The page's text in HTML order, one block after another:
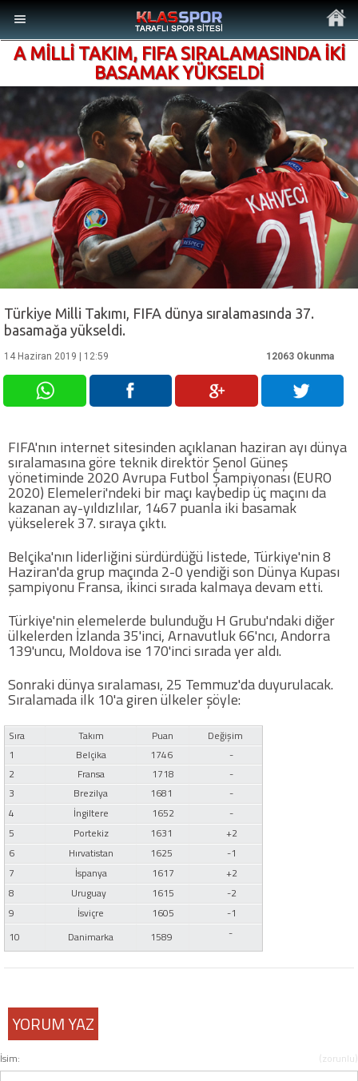
MENÜ
Ana Sayfa
Son Dakika Haberler
Foto Galeri
Futbol
Voleybol
Hentbol
Bisiklet
Diğer Sporlar
Sosyal Medya
Facebook
Twitter
Google Plus
Instagram
Hakkımızda
İletişim
Web Sürüme Geç
A MİLLİ TAKIM, FIFA SIRALAMASINDA İKİ
BASAMAK YÜKSELDİ
Türkiye Milli Takımı, FIFA dünya sıralamasında 37.
basamağa yükseldi.
14 Haziran 2019 | 12:59 12063 Okunma
FIFA'nın internet sitesinden açıklanan haziran ayı dünya
sıralamasına göre teknik direktör Şenol Güneş
yönetiminde 2020 Avrupa Futbol Şampiyonası (EURO
2020) Elemeleri'ndeki bir maçı kaybedip üç maçını da
kazanan ay-yıldızlılar, 1467 puanla iki basamak
yükselerek 37. sıraya çıktı.
Belçika'nın liderliğini sürdürdüğü listede, Türkiye'nin 8
Haziran'da grup maçında 2-0 yendiği son Dünya Kupası
şampiyonu Fransa, ikinci sırada kalmaya devam etti.
Türkiye'nin elemelerde bulunduğu H Grubu'ndaki diğer
ülkelerden İzlanda 35'inci, Arnavutluk 66'ncı, Andorra
139'uncu, Moldova ise 170'inci sırada yer aldı.
Sonraki dünya sıralaması, 25 Temmuz'da duyurulacak.
Sıralamada ilk 10'a giren ülkeler şöyle:
Sıra Takım Puan
Değişim
1
Belçika 1746
-
2
Fransa 1718
-
3
Brezilya 1681
-
4
İngiltere 1652
-
5
Portekiz 1631
+2
6
Hırvatistan 1625
-1
7
İspanya 1617
+2
8
Uruguay 1615
-2
9
İsviçre 1605
-1
10
Danimarka 1589 -
YORUM YAZ
İsim: (zorunlu)